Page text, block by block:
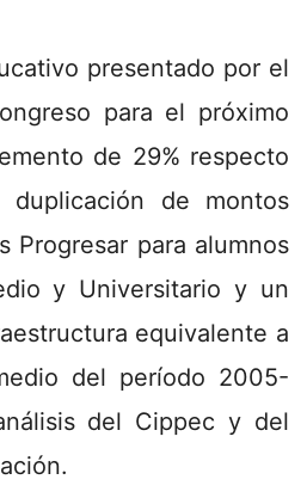
presentado por el
para el próximo
de 29% respecto
de montos
Progresar para alumnos
y Universitario y un
equivalente a
del período 2005-
del Cippec y del